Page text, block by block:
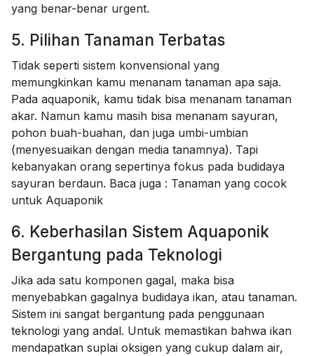
yang benar-benar urgent.
5. Pilihan Tanaman Terbatas
Tidak seperti sistem konvensional yang
memungkinkan kamu menanam tanaman apa saja.
Pada aquaponik, kamu tidak bisa menanam tanaman
akar. Namun kamu masih bisa menanam sayuran,
pohon buah-buahan, dan juga umbi-umbian
(menyesuaikan dengan media tanamnya). Tapi
kebanyakan orang sepertinya fokus pada budidaya
sayuran berdaun. Baca juga : Tanaman yang cocok
untuk Aquaponik
6. Keberhasilan Sistem Aquaponik
Bergantung pada Teknologi
Jika ada satu komponen gagal, maka bisa
menyebabkan gagalnya budidaya ikan, atau tanaman.
Sistem ini sangat bergantung pada penggunaan
teknologi yang andal. Untuk memastikan bahwa ikan
mendapatkan suplai oksigen yang cukup dalam air,